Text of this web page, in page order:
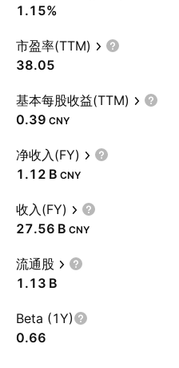
1.15%
市盈率(TTM)
38.05
基本每股收益(TTM)
0.39 CNY
净收入(FY)
‪1.12 B‬ CNY
收入(FY)
‪27.56 B‬ CNY
流通股
‪1.13 B‬
Beta (1Y)
0.66